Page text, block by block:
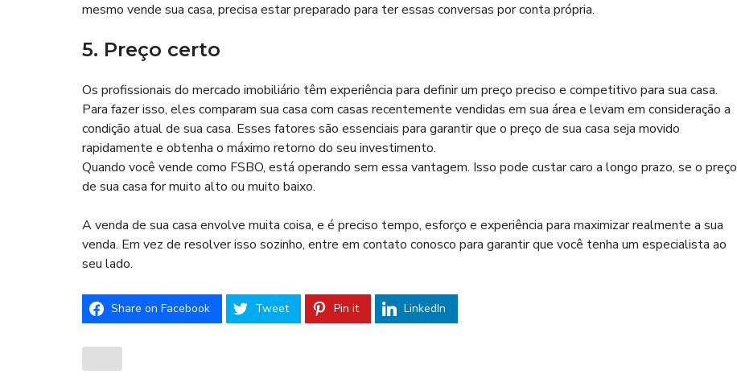
mesmo vende sua casa, precisa estar preparado para ter essas conversas por conta própria.
5. Preço certo
Os profissionais do mercado imobiliário têm experiência para definir um preço preciso e competitivo para sua casa.
Para fazer isso, eles comparam sua casa com casas recentemente vendidas em sua área e levam em consideração a
condição atual de sua casa. Esses fatores são essenciais para garantir que o preço de sua casa seja movido
rapidamente e obtenha o máximo retorno do seu investimento.
Quando você vende como FSBO, está operando sem essa vantagem. Isso pode custar caro a longo prazo, se o preço
de sua casa for muito alto ou muito baixo.
A venda de sua casa envolve muita coisa, e é preciso tempo, esforço e experiência para maximizar realmente a sua
venda. Em vez de resolver isso sozinho, entre em contato conosco para garantir que você tenha um especialista ao
seu lado.
Share on Facebook Tweet Pin it LinkedIn